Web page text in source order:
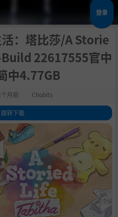
登录
活：塔比莎/A Storie
22617555官中
中4.77GB
月前 Chobits
跳转下载